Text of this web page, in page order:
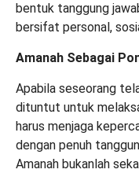
bentuk tanggung
bersifat personal,
Amanah Sebagai
Apabila seseorang
dituntut untuk
harus menjaga
dengan penuh
Amanah bukanlah